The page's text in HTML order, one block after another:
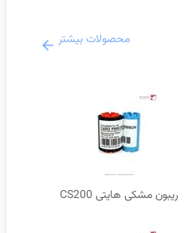
محصولات بیشتر
ریبون مشکی هایتی CS200